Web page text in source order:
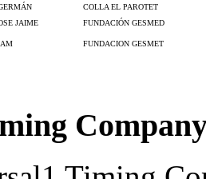
COLLA EL PAROTET
JAIME FUNDACIÓN GESMED
FUNDACION GESMET